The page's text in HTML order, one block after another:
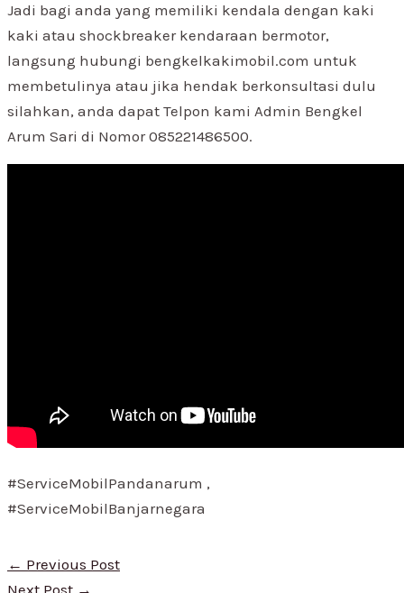
Jadi bagi anda yang memiliki kendala dengan kaki
kaki atau shockbreaker kendaraan bermotor,
langsung hubungi bengkelkakimobil.com untuk
membetulinya atau jika hendak berkonsultasi dulu
silahkan, anda dapat Telpon kami Admin Bengkel
Arum Sari di Nomor 085221486500.
#ServiceMobilPandanarum ,
#ServiceMobilBanjarnegara
← Previous Post